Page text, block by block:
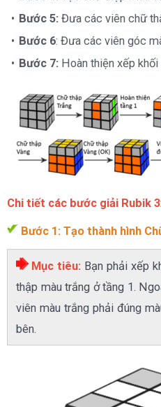
Bước 5: Đưa các viên chữ
Bước 6: Đưa các viên góc
Bước 7: Hoàn thiện xếp khối
Chi tiết các bước giải Rubik
Bước 1: Tạo thành hình
Mục tiêu: Bạn phải xếp
thập màu trắng ở tầng 1.
viên màu trắng phải đúng
bên.